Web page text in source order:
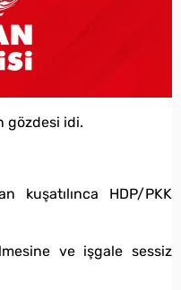
gözdesi idi.
kuşatılınca HDP/PKK
ve işgale sessiz